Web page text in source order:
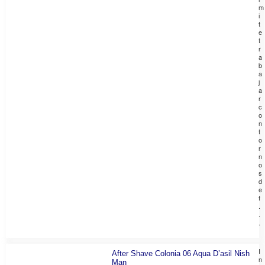
m
i
t
e
t
r
a
b
a
j
a
r
c
o
n
t
o
r
n
o
s
d
e
f
.
.
.
After Shave Colonia 06 Aqua D’asil Nish
Man
I
n